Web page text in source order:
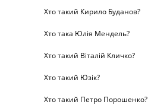
Хто такий Кирило Буданов?
Хто така Юлія Мендель?
Хто такий Віталій Кличко?
Хто такий Юзік?
Хто такий Петро Порошенко?